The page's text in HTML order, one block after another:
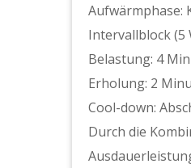
Aufwärmphase:
Intervallblock (5
Belastung: 4
Erholung: 2
Cool-down:
Durch die